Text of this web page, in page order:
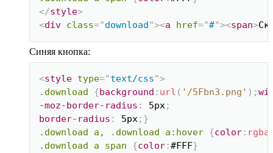
</style>
<div class="download "><a href="#"><span>
Синяя кнопка:
<style type="text/css">
.download
{background : url ( '/5Fbn3.png' ) ;
-moz-border-radius : 5px ;
border-radius : 5px ; }
.download a, .download a:hover
{color: rgba
.download a span
{color:#FFF}